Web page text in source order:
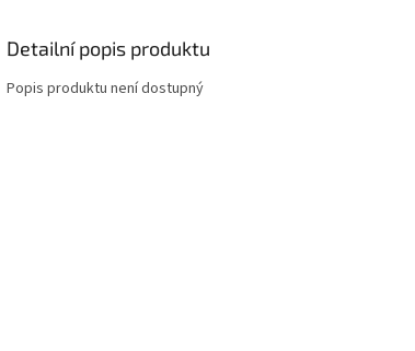
Detailní popis produktu
Popis produktu není dostupný